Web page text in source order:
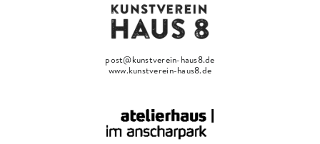
post@kunstverein-haus8.de
www.kunstverein-haus8.de